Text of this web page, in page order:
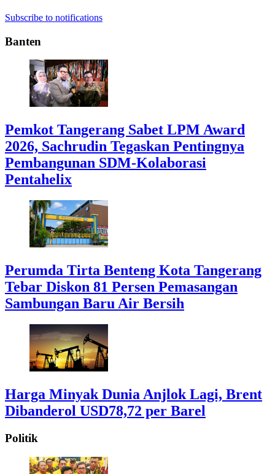
Subscribe to notifications
Banten
Pemkot Tangerang Sabet LPM Award
2026, Sachrudin Tegaskan Pentingnya
Pembangunan SDM-Kolaborasi
Pentahelix
Perumda Tirta Benteng Kota Tangerang
Tebar Diskon 81 Persen Pemasangan
Sambungan Baru Air Bersih
Harga Minyak Dunia Anjlok Lagi, Brent
Dibanderol USD78,72 per Barel
Politik